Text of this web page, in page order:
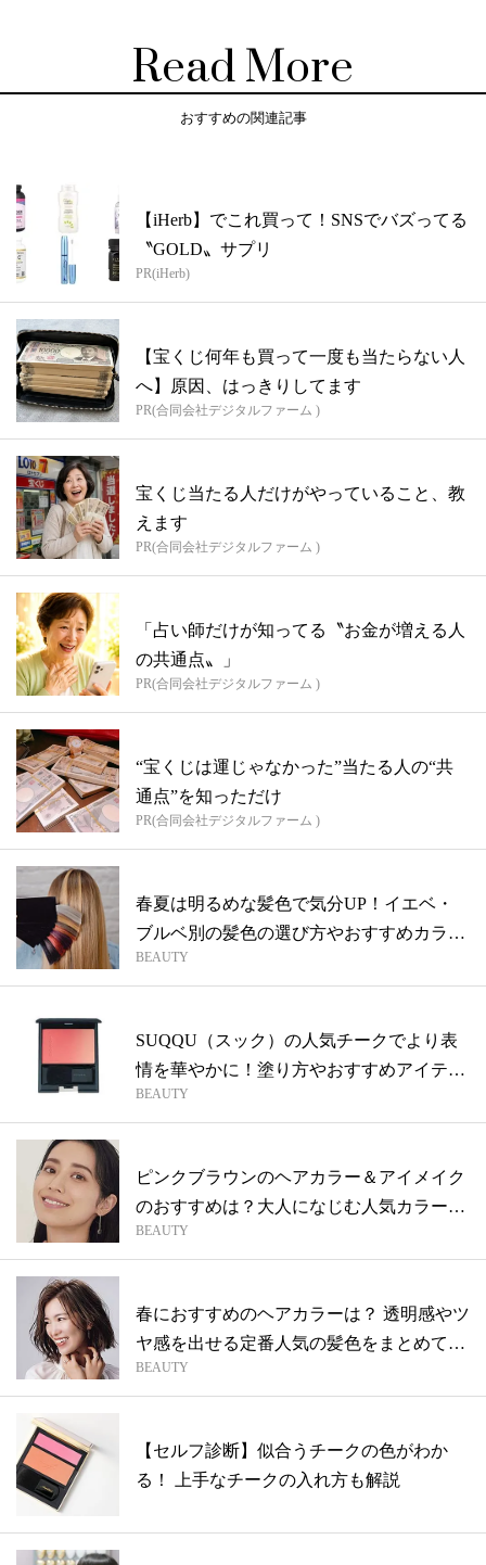
Read More
おすすめの関連記事
【iHerb】でこれ買って！SNSでバズってる
〝GOLD〟サプリ
PR(iHerb)
【宝くじ何年も買って一度も当たらない人
へ】原因、はっきりしてます
PR(合同会社デジタルファーム )
宝くじ当たる人だけがやっていること、教
えます
PR(合同会社デジタルファーム )
「占い師だけが知ってる〝お金が増える人
の共通点〟」
PR(合同会社デジタルファーム )
“宝くじは運じゃなかった”当たる人の“共
通点”を知っただけ
PR(合同会社デジタルファーム )
春夏は明るめな髪色で気分UP！イエベ・
ブルベ別の髪色の選び方やおすすめカラー
をご...
BEAUTY
SUQQU（スック）の人気チークでより表
情を華やかに！塗り方やおすすめアイテム
を...
BEAUTY
ピンクブラウンのヘアカラー＆アイメイク
のおすすめは？大人になじむ人気カラーを
ご紹...
BEAUTY
春におすすめのヘアカラーは？ 透明感やツ
ヤ感を出せる定番人気の髪色をまとめてご
紹...
BEAUTY
【セルフ診断】似合うチークの色がわか
る！ 上手なチークの入れ方も解説